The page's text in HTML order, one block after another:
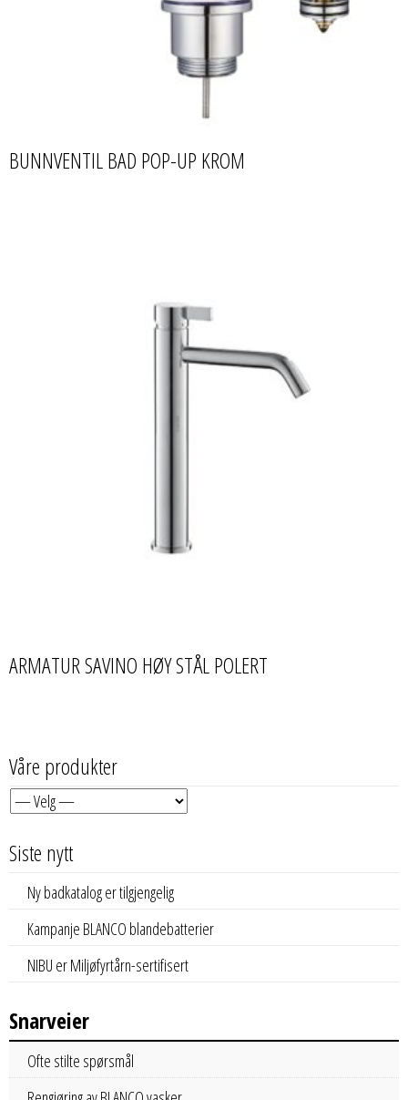
BUNNVENTIL BAD POP-UP KROM
ARMATUR SAVINO HØY STÅL POLERT
Våre produkter
Siste nytt
Ny badkatalog er tilgjengelig
Kampanje BLANCO blandebatterier
NIBU er Miljøfyrtårn-sertifisert
Snarveier
Ofte stilte spørsmål